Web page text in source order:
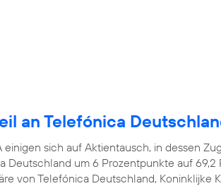
an Telefónica
sich auf Aktientausch, in dessen
Deutschland um 6 Prozentpunkte auf 69,2
von Telefónica Deutschland, Koninklijke